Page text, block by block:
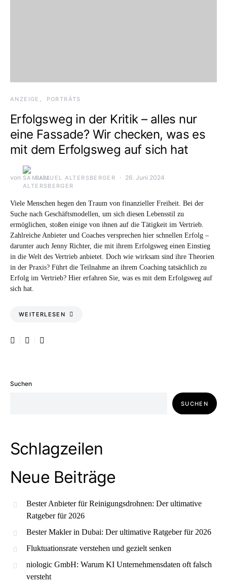
ANZEIGE PORTRÄTS
Erfolgsweg in der Kritik – alles nur
eine Fassade? Wir checken, was es
mit dem Erfolgsweg auf sich hat
von SAMUEL ALTERSBERGER 26. Juni 2024
Viele Menschen hegen den Traum von finanzieller Freiheit. Bei der
Suche nach Geschäftsmodellen, um sich diesen Lebensstil zu
ermöglichen, stoßen einige von ihnen auf die Tätigkeit im Vertrieb.
Zahlreiche Anbieter und Coaches versprechen hier schnellen Erfolg –
darunter auch Jenny Richter, die mit ihrem Erfolgsweg einen Einstieg
in die Welt des Vertrieb anbietet. Doch wie wirksam sind ihre Theorien
in der Praxis? Führt die Teilnahme an ihrem Coaching tatsächlich zu
Erfolg im Vertrieb? Hier erfahren Sie, was es mit dem Erfolgsweg auf
sich hat.
WEITERLESEN
Suchen
SUCHEN
Schlagzeilen
Neue Beiträge
Bester Anbieter für Reinigungsdrohnen: Der ultimative
Ratgeber für 2026
Bester Makler in Dubai: Der ultimative Ratgeber für 2026
Fluktuationsrate verstehen und gezielt senken
niologic GmbH: Warum KI Unternehmensdaten oft falsch
versteht